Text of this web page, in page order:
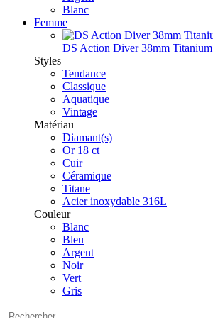
Blanc
Femme
DS Action Diver 38mm Titanium
Styles
Tendance
Classique
Aquatique
Vintage
Matériau
Diamant(s)
Or 18 ct
Cuir
Céramique
Titane
Acier inoxydable 316L
Couleur
Blanc
Bleu
Argent
Noir
Vert
Gris